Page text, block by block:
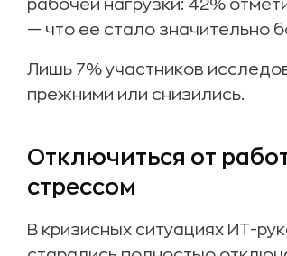
рабочей нагрузки: 42%
— что ее стало значительно
Лишь 7% участников
прежними или снизились.
Отключиться от
стрессом
В кризисных ситуациях ИТ-